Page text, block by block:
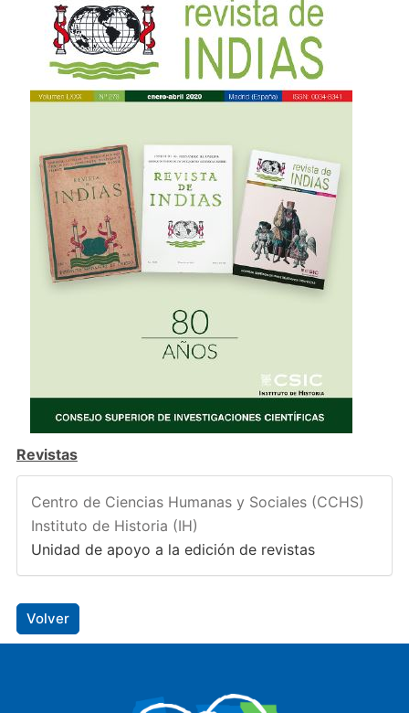
Revistas
Centro de Ciencias Humanas y Sociales (CCHS)
Instituto de Historia (IH)
Unidad de apoyo a la edición de revistas
Volver